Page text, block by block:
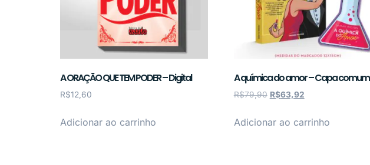
A ORAÇÃO QUE TEM PODER – Digital
R$12,60
Adicionar ao carrinho
A química do amor – Capa comum
R$79,90 R$63,92
Adicionar ao carrinho